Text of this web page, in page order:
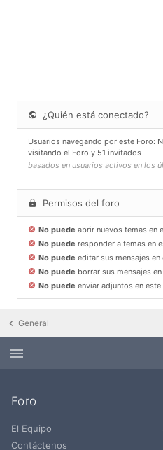
¿Quién está conectado?
Usuarios navegando por este Foro:
visitando el Foro y 51 invitados
basados en usuarios activos en los
Permisos del foro
No puede abrir nuevos temas en
No puede responder a temas en
No puede editar sus mensajes en
No puede borrar sus mensajes
No puede enviar adjuntos en este
General
Foro
El Equipo
Contáctenos